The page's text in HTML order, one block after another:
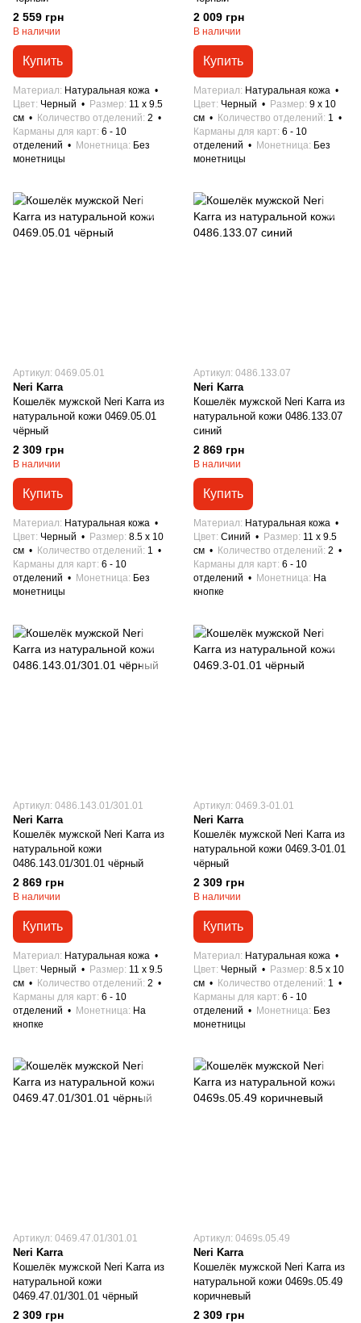
2 559 грн
В наличии
Купить
Материал
Натуральная кожа
Цвет Черный Размер 11 x 9.5
см
Количество отделений 2
Карманы для карт 6 - 10
отделений
Монетница Без
монетницы
2 009 грн
В наличии
Купить
Материал
Натуральная кожа
Цвет Черный Размер 9 x 10
см
Количество отделений 1
Карманы для карт 6 - 10
отделений
Монетница Без
монетницы
Артикул: 0469.05.01
Neri Karra
Кошелёк мужской Neri Karra из
натуральной кожи 0469.05.01
чёрный
2 309 грн
В наличии
Купить
Материал
Натуральная кожа
Цвет Черный Размер 8.5 x 10
см
Количество отделений 1
Карманы для карт 6 - 10
отделений
Монетница Без
монетницы
Артикул: 0486.133.07
Neri Karra
Кошелёк мужской Neri Karra из
натуральной кожи 0486.133.07
синий
2 869 грн
В наличии
Купить
Материал
Натуральная кожа
Цвет Синий Размер 11 x 9.5
см
Количество отделений 2
Карманы для карт 6 - 10
отделений
Монетница На
кнопке
Артикул: 0486.143.01/301.01
Neri Karra
Кошелёк мужской Neri Karra из
натуральной кожи
0486.143.01/301.01 чёрный
2 869 грн
В наличии
Купить
Материал
Натуральная кожа
Цвет Черный Размер 11 x 9.5
см
Количество отделений 2
Карманы для карт 6 - 10
отделений
Монетница На
кнопке
Артикул: 0469.3-01.01
Neri Karra
Кошелёк мужской Neri Karra из
натуральной кожи 0469.3-01.01
чёрный
2 309 грн
В наличии
Купить
Материал
Натуральная кожа
Цвет Черный Размер 8.5 x 10
см
Количество отделений 1
Карманы для карт 6 - 10
отделений
Монетница Без
монетницы
Артикул: 0469.47.01/301.01
Neri Karra
Кошелёк мужской Neri Karra из
натуральной кожи
0469.47.01/301.01 чёрный
2 309 грн
Артикул: 0469s.05.49
Neri Karra
Кошелёк мужской Neri Karra из
натуральной кожи 0469s.05.49
коричневый
2 309 грн